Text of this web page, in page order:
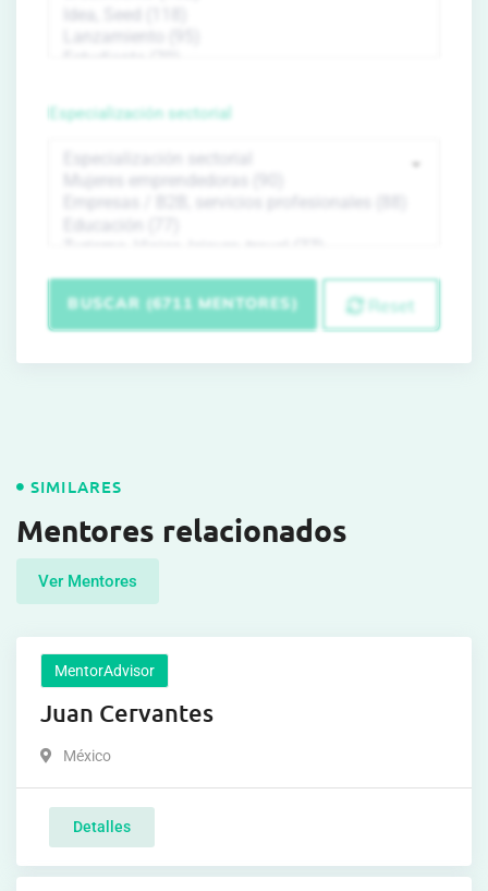
Especialización sectorial
BUSCAR (6711 MENTORES) Reset
SIMILARES
Mentores relacionados
Ver Mentores
MentorAdvisor
Juan Cervantes
México
Detalles